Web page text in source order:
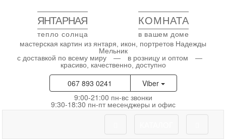
ЯНТАРНАЯ КОМНАТА
тепло солнца в вашем доме
мастерская картин из янтаря, икон, портретов Надежды
Мельник
с доставкой по всему миру — в розницу и оптом —
красиво, качественно, доступно
067 893 0241
Viber
9:00-21:00 пн-вс звонки
9:30-18:30 пн-пт месенджеры и офис